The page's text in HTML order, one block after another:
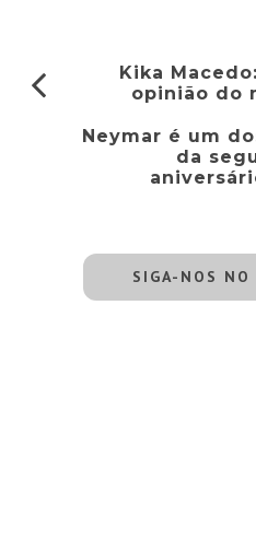
Kika
opinião do
Neymar é um
da
SIGA-NOS NO